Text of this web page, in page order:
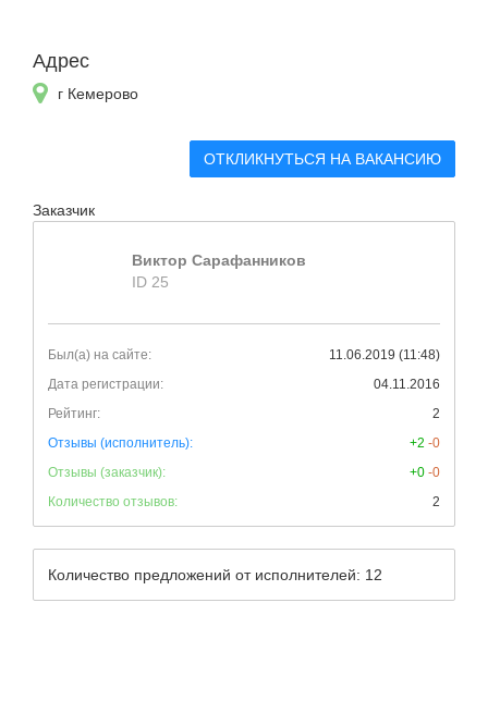
Адрес
г Кемерово
ОТКЛИКНУТЬСЯ НА ВАКАНСИЮ
Заказчик
Виктор Сарафанников
ID 25
Был(а) на сайте:
11.06.2019 (11:48)
Дата регистрации:
04.11.2016
Рейтинг:
2
Отзывы (исполнитель):
+2 -0
Отзывы (заказчик):
+0 -0
Количество отзывов:
2
Количество предложений от исполнителей: 12